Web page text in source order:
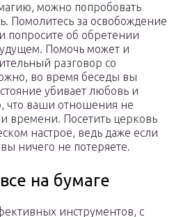
можно попробовать
Помолитесь за освобождение
попросите об обретении
Помочь может и
разговор со
во время беседы вы
убивает любовь и
что ваши отношения не
времени. Посетить церковь
настрое, ведь даже если
ничего не потеряете.
на бумаге
инструментов, с